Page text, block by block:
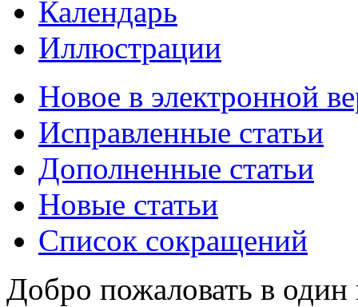
Календарь
Иллюстрации
Новое в электронной
Исправленные статьи
Дополненные статьи
Новые статьи
Список сокращений
Добро пожаловать в